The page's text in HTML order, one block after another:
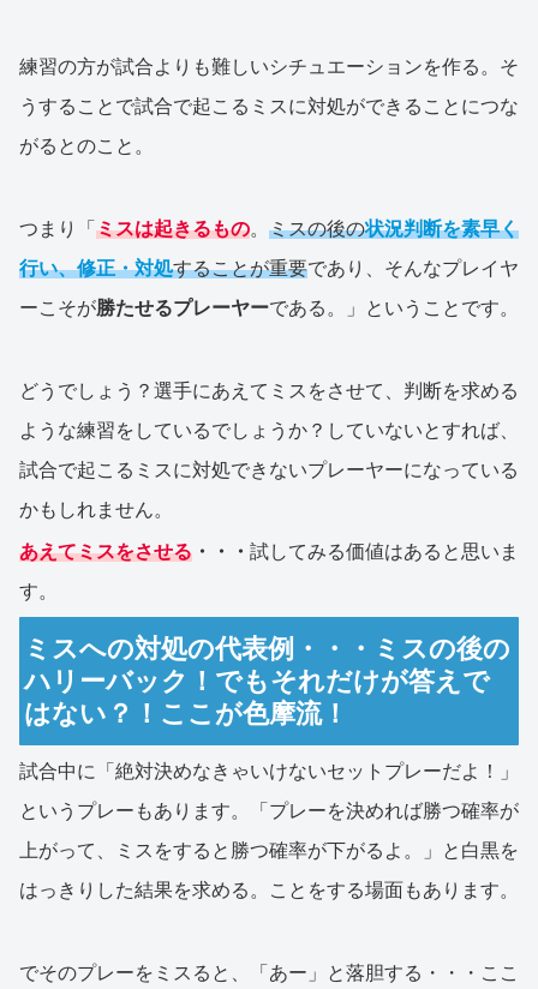
練習の方が試合よりも難しいシチュエーションを作る。そ
うすることで試合で起こるミスに対処ができることにつな
がるとのこと。
つまり「 ミスは起きるもの。 ミスの後の状況判断を素早く
行い、修正・対処することが重要であり、そんなプレイヤ
ーこそが勝たせるプレーヤーである。」ということです。
どうでしょう？選手にあえてミスをさせて、判断を求める
ような練習をしているでしょうか？していないとすれば、
試合で起こるミスに対処できないプレーヤーになっている
かもしれません。
あえてミスをさせる ・・・ 試してみる価値はあると思いま
す。
ミスへの対処の代表例・・・ミスの後の
ハリーバック！でもそれだけが答えで
はない？！ここが色摩流！
試合中に「絶対決めなきゃいけないセットプレーだよ！」
というプレーもあります。「プレーを決めれば勝つ確率が
上がって、ミスをすると勝つ確率が下がるよ。」と白黒を
はっきりした結果を求める。ことをする場面もあります。
でそのプレーをミスると、「あー」と落胆する・・・ここ